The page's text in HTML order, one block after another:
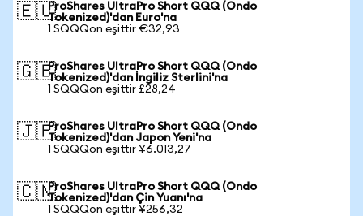
🇪🇺ProShares UltraPro Short QQQ (Ondo
Tokenized)'dan Euro'na
1 SQQQon eşittir €32,93
🇬🇧ProShares UltraPro Short QQQ (Ondo
Tokenized)'dan İngiliz Sterlini'na
1 SQQQon eşittir £28,24
🇯🇵ProShares UltraPro Short QQQ (Ondo
Tokenized)'dan Japon Yeni'na
1 SQQQon eşittir ¥6.013,27
🇨🇳ProShares UltraPro Short QQQ (Ondo
Tokenized)'dan Çin Yuanı'na
1 SQQQon eşittir ¥256,32